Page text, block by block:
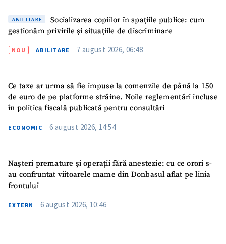
ABILITARE
Socializarea copiilor în spațiile publice: cum
gestionăm privirile și situațiile de discriminare
NOU ABILITARE 7 august 2026, 06:48
Ce taxe ar urma să fie impuse la comenzile de până la 150
de euro de pe platforme străine. Noile reglementări incluse
în politica fiscală publicată pentru consultări
ECONOMIC 6 august 2026, 14:54
Nașteri premature și operații fără anestezie: cu ce orori s-
au confruntat viitoarele mame din Donbasul aflat pe linia
frontului
EXTERN 6 august 2026, 10:46
Titlu știre
+ Adaugă titlu